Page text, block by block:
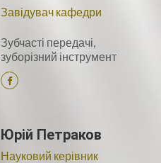
Завідувач кафедри
Зубчасті передачі,
зуборізний інструмент
Юрій Петраков
Науковий керівник